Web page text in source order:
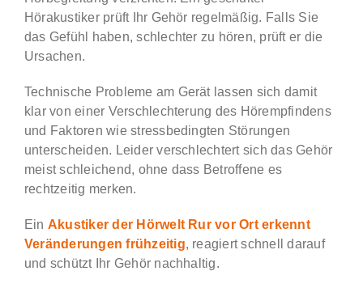
Hörakustiker prüft Ihr Gehör regelmäßig. Falls Sie
das Gefühl haben, schlechter zu hören, prüft er die
Ursachen.
Technische Probleme am Gerät lassen sich damit
klar von einer Verschlechterung des Hörempfindens
und Faktoren wie stressbedingten Störungen
unterscheiden. Leider verschlechtert sich das Gehör
meist schleichend, ohne dass Betroffene es
rechtzeitig merken.
Ein Akustiker der Hörwelt Rur vor Ort erkennt
Veränderungen frühzeitig, reagiert schnell darauf
und schützt Ihr Gehör nachhaltig.